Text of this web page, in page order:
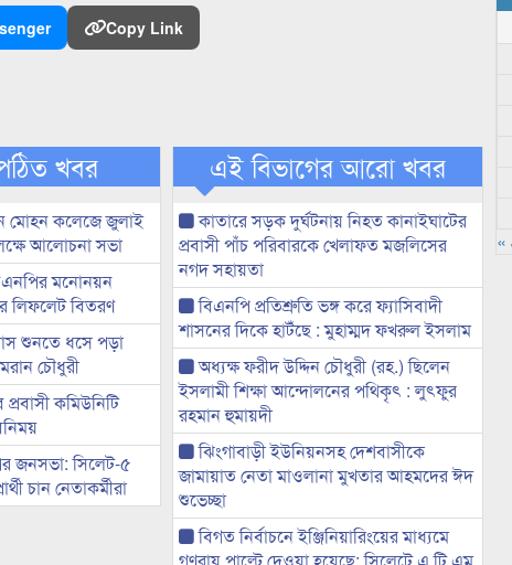
Copy Link
খবর
মোহন কলেজে জুলাই
আলোচনা সভা
মনোনয়ন
লিফলেট বিতরণ
শুনতে ধসে পড়া
চৌধুরী
প্রবাসী কমিউনিটি
জনসভা: সিলেট-৫
চান নেতাকর্মীরা
এই বিভাগের আরো খবর
কাতারে সড়ক দুর্ঘটনায় নিহত কানাইঘাটের
প্রবাসী পাঁচ পরিবারকে খেলাফত মজলিসের
নগদ সহায়তা
বিএনপি প্রতিশ্রুতি ভঙ্গ করে ফ্যাসিবাদী
শাসনের দিকে হাটঁছে : মুহাম্মদ ফখরুল ইসলাম
অধ্যক্ষ ফরীদ উদ্দিন চৌধুরী (রহ.) ছিলেন
ইসলামী শিক্ষা আন্দোলনের পথিকৃৎ : লুৎফুর
রহমান হুমায়দী
ঝিংগাবাড়ী ইউনিয়নসহ দেশবাসীকে
জামায়াত নেতা মাওলানা মুখতার আহমদের ঈদ
শুভেচ্ছা
বিগত নির্বাচনে ইঞ্জিনিয়ারিংয়ের মাধ্যমে
«